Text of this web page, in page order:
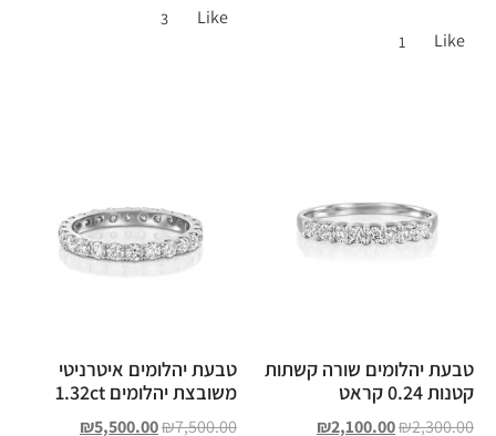
Like
1
Like
3
טבעת יהלומים שורה קשתות
קטנות 0.24 קראט
₪2,300.00
₪2,100.00
טבעת יהלומים איטרניטי
משובצת יהלומים 1.32ct
₪7,500.00
₪5,500.00